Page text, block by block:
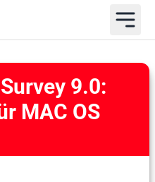
9.0:
MAC OS